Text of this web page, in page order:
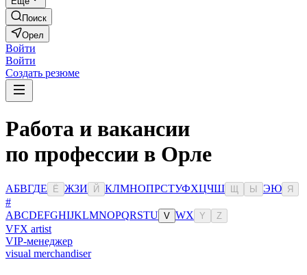
Поиск
Орел
Войти
Войти
Создать резюме
Работа и вакансии
по профессии в Орле
АБВГДЕ Ё ЖЗИ Й КЛМНОПРСТУФХЦЧШ Ы ЭЮ Я
#
ABCDEFGHIJKLMNOPQRSTU V WX Y Z
VFX artist
VIP-менеджер
visual merchandiser